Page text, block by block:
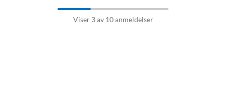
Viser 3 av 10 anmeldelser